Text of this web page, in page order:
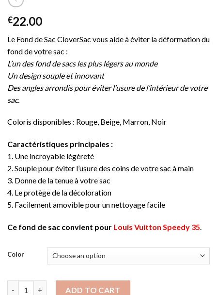
€22.00
Le Fond de Sac CloverSac vous aide à éviter la déformation du
fond de votre sac :
L’un des fond de sacs les plus légers au monde
Un design souple et innovant
Des angles arrondis pour éviter l’usure de l’intérieur de votre
sac.
Coloris disponibles : Rouge, Beige, Marron, Noir
Caractéristiques principales :
1. Une incroyable légèreté
2. Souple pour éviter l’usure des coins de votre sac à main
3. Donne de la tenue à votre sac
4. Le protège de la décoloration
5. Facilement amovible pour un nettoyage facile
Ce fond de sac convient pour Louis Vuitton Speedy 35.
Color
ADD TO CART